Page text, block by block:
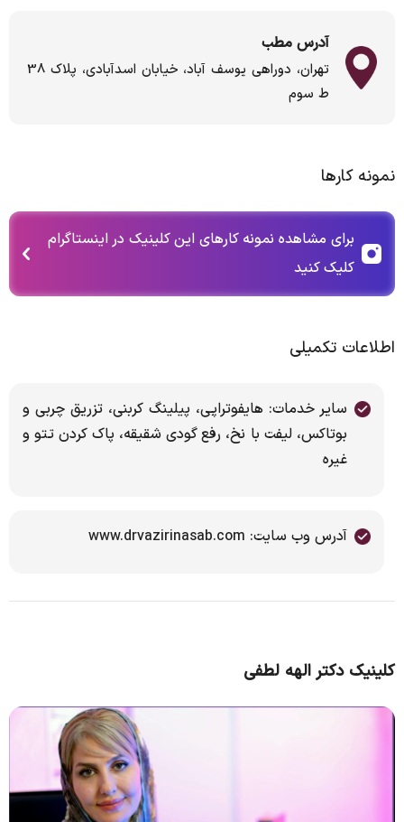
آدرس مطب
تهران، دوراهی یوسف آباد، خیابان اسدآبادی، پلاک 38
ط سوم
نمونه کارها
برای مشاهده نمونه کارهای این کلینیک در اینستاگرام
کلیک کنید
اطلاعات تکمیلی
سایر خدمات: هایفوتراپی، پیلینگ کربنی، تزریق چربی و
بوتاکس، لیفت با نخ، رفع گودی شقیقه، پاک کردن تتو و
غیره
آدرس وب سایت: www.drvazirinasab.com
کلینیک دکتر الهه لطفی